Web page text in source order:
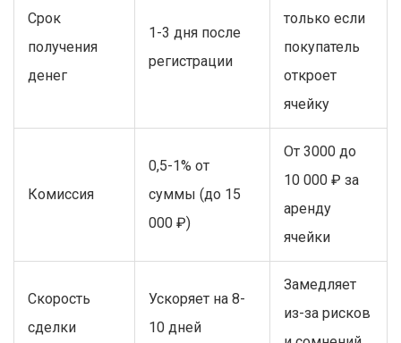
Срок
получения
денег
1-3 дня после
регистрации
только если
покупатель
откроет
ячейку
Комиссия
0,5-1% от
суммы (до 15
000 ₽)
От 3000 до
10 000 ₽ за
аренду
ячейки
Скорость
сделки
Ускоряет на 8-
10 дней
Замедляет
из-за рисков